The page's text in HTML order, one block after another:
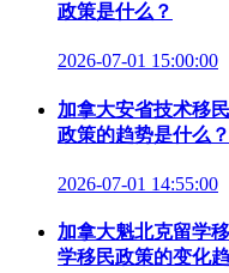
政策是什么？
2026-07-01 15:00:00
加拿大安省技术移
政策的趋势是什么？
2026-07-01 14:55:00
加拿大魁北克留学
学移民政策的变化